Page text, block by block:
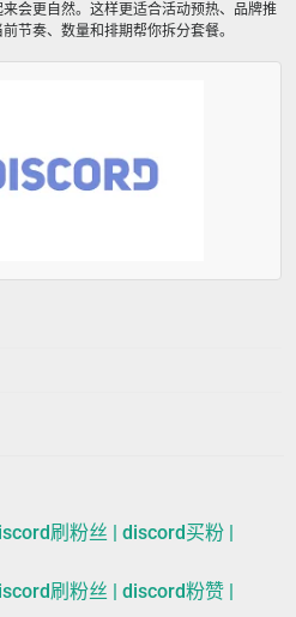
会更自然。这样更适合活动预热、品牌推
节奏、数量和排期帮你拆分套餐。
刷粉丝 | discord买粉 |
刷粉丝 | discord粉赞 |